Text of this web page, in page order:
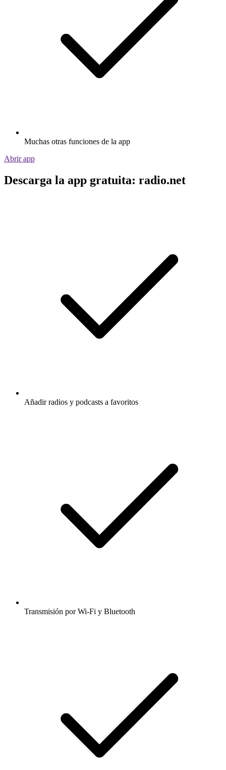
Muchas otras funciones de la app
Abrir app
Descarga la app gratuita: radio.net
Añadir radios y podcasts a favoritos
Transmisión por Wi-Fi y Bluetooth